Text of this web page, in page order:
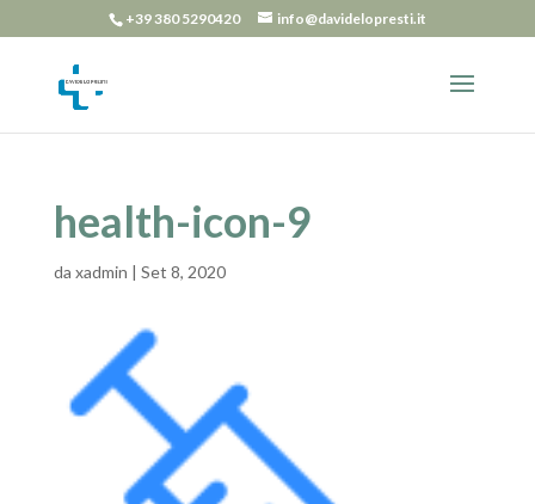
+39 380 5290420 info@davidelopresti.it
health-icon-9
da xadmin | Set 8, 2020